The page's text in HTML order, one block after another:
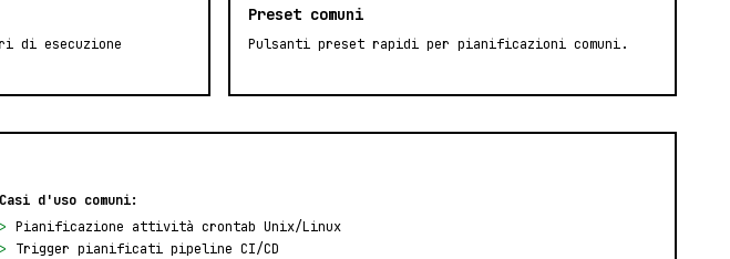
di esecuzione
Preset comuni
Pulsanti preset rapidi per pianificazioni comuni.
Casi d'uso comuni:
> Pianificazione attività crontab Unix/Linux
>
Trigger pianificati pipeline CI/CD